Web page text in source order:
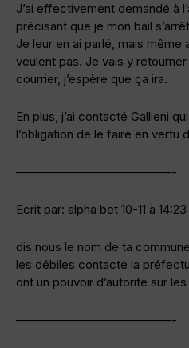
J’ai effectivement demandé à
précisant que je mon bail
Je leur en ai parlé, mais
veulent pas. Je vais y
courrier, j’espère que ça ira.
En plus, j’ai contacté Gallieni
l’obligation de le faire en vertu
—————————————-
Ecrit par: alpha bet 10-11 à 14:23
dis nous le nom de ta
les débiles contacte la
ont un pouvoir d’autorité sur
—————————————-